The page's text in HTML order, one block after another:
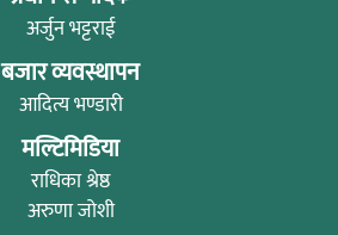
अर्जुन भट्टराई
बजार व्यवस्थापन
आदित्य भण्डारी
मल्टिमिडिया
राधिका श्रेष्ठ
अरुणा जोशी